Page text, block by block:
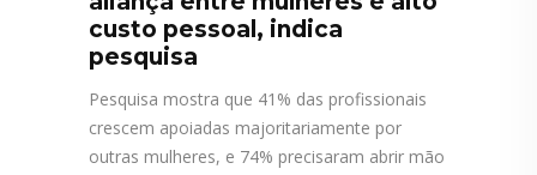
custo pessoal, indica
pesquisa
Pesquisa mostra que 41% das profissionais
crescem apoiadas majoritariamente por
outras mulheres, e 74% precisaram abrir mão